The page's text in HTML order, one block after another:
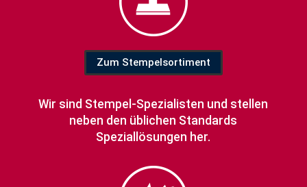
Zum Stempelsortiment
Wir sind Stempel-Spezialisten und stellen
neben den üblichen Standards
Speziallösungen her.